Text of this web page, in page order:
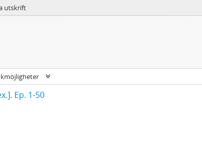
utskrift
Ep. 1-50